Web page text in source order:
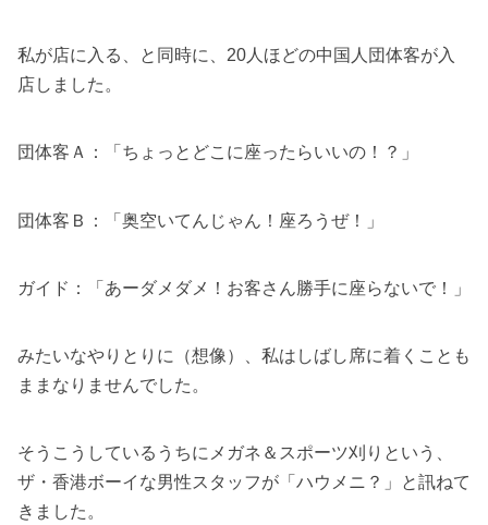
私が店に入る、と同時に、20人ほどの中国人団体客が入
店しました。
団体客Ａ：「ちょっとどこに座ったらいいの！？」
団体客Ｂ：「奥空いてんじゃん！座ろうぜ！」
ガイド：「あーダメダメ！お客さん勝手に座らないで！」
みたいなやりとりに（想像）、私はしばし席に着くことも
ままなりませんでした。
そうこうしているうちにメガネ＆スポーツ刈りという、
ザ・香港ボーイな男性スタッフが「ハウメニ？」と訊ねて
きました。